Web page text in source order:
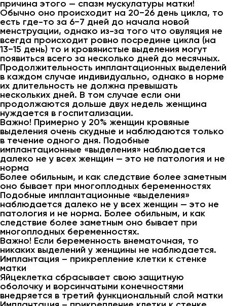
причина этого — спазм мускулатуры матки!
Обычно оно происходит на 20−26 день цикла, то
есть где-то за 6−7 дней до начала новой
менструации, однако из-за того что овуляция не
всегда происходит ровно посредине цикла (на
13−15 день) то и кровянистые выделения могут
появиться всего за несколько дней до месячных.
Продолжительность имплантационных выделений
в каждом случае индивидуально, однако в норме
их длительность не должна превышать
нескольких дней. В том случае если они
продолжаются дольше двух недель женщина
нуждается в госпитализации.
Важно! Примерно у 20% женщин кровяные
выделения очень скудные и наблюдаются только
в течение одного дня. Подобные
имплантационные «выделения» наблюдается
далеко не у всех женщин — это не патология и не
норма
Более обильным, и как следствие более заметным
оно бывает при многоплодных беременностях
Подобные имплантационные «выделения»
наблюдается далеко не у всех женщин — это не
патология и не норма. Более обильным, и как
следствие более заметным оно бывает при
многоплодных беременностях.
Важно! Если беременность внематочная, то
никаких выделений у женщины не наблюдается.
Имплантация – прикрепление клетки к стенке
матки
Яйцеклетка сбрасывает свою защитную
оболочку и ворсинчатыми конечностями
внедряется в третий функциональный слой матки